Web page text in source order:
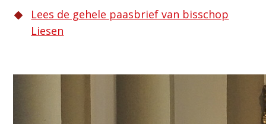
Lees de gehele paasbrief van bisschop
Liesen